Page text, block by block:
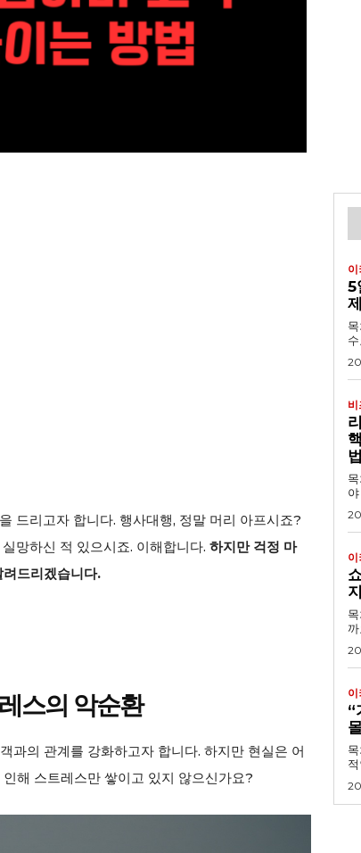
드리고자 합니다. 행사대행, 정말 머리 아프시죠?
망하신 적 있으시죠. 이해합니다. 하지만 걱정 마
드리겠습니다.
스의 악순환
과의 관계를 강화하고자 합니다. 하지만 현실은 어
해 스트레스만 쌓이고 있지 않으신가요?
5
목차 1. 긴급속보: 내 돈
목차 1. 왜 리더십 교육이
목차 1. 쇼핑몰 솔루션
“